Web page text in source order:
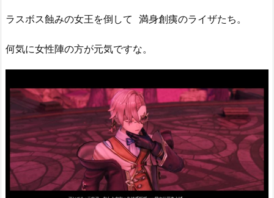
ラスボス蝕みの女王を倒して 満身創痍のライザたち。
何気に女性陣の方が元気ですな。